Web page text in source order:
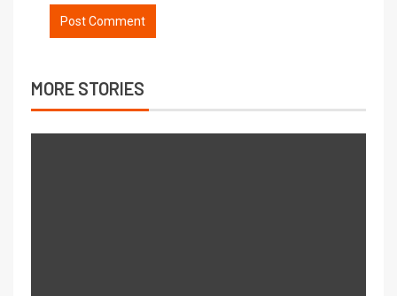
MORE STORIES